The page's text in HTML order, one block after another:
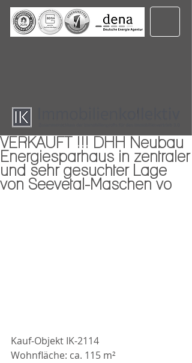
VERKAUFT !!! DHH Neubau
Energiesparhaus in zentraler
und sehr gesuchter Lage
von Seevetal-Maschen vo
Kauf-Objekt IK-2114
Wohnfläche: ca. 115 m²